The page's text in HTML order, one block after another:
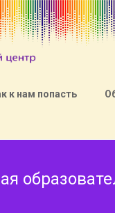
к нам попасть